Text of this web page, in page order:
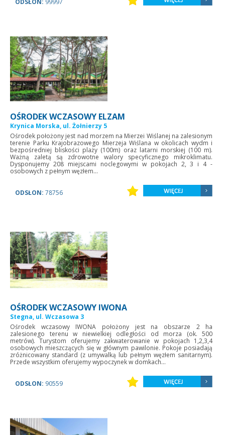
ODSŁON: 99997
OŚRODEK WCZASOWY ELZAM
Krynica Morska, ul. Żołnierzy 5
Ośrodek położony jest nad morzem na Mierzei Wiślanej na zalesionym
terenie Parku Krajobrazowego Mierzeja Wiślana w okolicach wydm i
bezpośredniej bliskości plaży (100m) oraz latarni morskiej (100 m).
Ważną zaletą są zdrowotne walory specyficznego mikroklimatu.
Dysponujemy 208 miejscami noclegowymi w pokojach 2, 3 i 4 -
osobowych z pełnym węzłem...
ODSŁON: 78756
OŚRODEK WCZASOWY IWONA
Stegna, ul. Wczasowa 3
Ośrodek wczasowy IWONA położony jest na obszarze 2 ha
zalesionego terenu w niewielkiej odległości od morza (ok. 500
metrów). Turystom oferujemy zakwaterowanie w pokojach 1,2,3,4
osobowych mieszczących się w głównym pawilonie. Pokoje posiadają
zróżnicowany standard (z umywalką lub pełnym węzłem sanitarnym).
Przede wszystkim oferujemy wypoczynek w domkach...
ODSŁON: 90559